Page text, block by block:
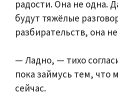
радости. Она не одна.
будут тяжёлые
разбирательств, она
— Ладно, — тихо
пока займусь тем, что
сейчас.